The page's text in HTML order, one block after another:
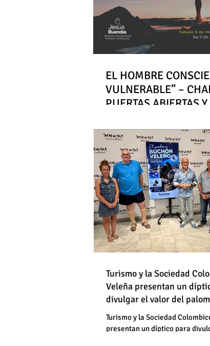
EL HOMBRE
VULNERABLE” –
PUERTAS ABIERTAS Y
Destapan una
Torrox sí se paga tasa
Destapan una
Óscar Medina y José
Torrox sí se paga tasa
Turismo y la Sociedad
Veleña presentan un
divulgar el valor del
veleño
Turismo y la Sociedad
presentan un díptico para